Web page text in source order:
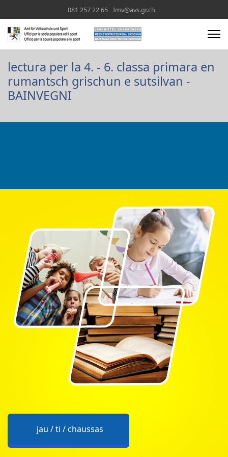
081 257 22 65 Imv@avs.gr.ch
lectura per la 4. - 6. classa primara en
rumantsch grischun e sutsilvan -
BAINVEGNI
jau / ti / chaussas